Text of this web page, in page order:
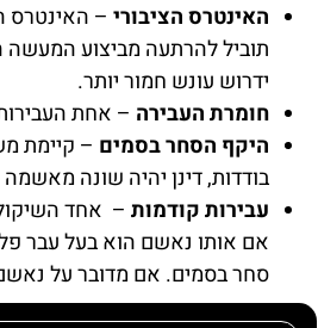
האינטרס הציבורי – האינטרס
תוביל להרתעה מביצוע המעשה
ידרוש עונש חמור יותר.
חומרת העבירה – אחת
היקף הסחר בסמים – קיימת
בודדות, דינן יהיה שונה
עבירות קודמות – אחד
אם אותו נאשם הוא בעל עבר
סחר בסמים. אם מדובר על